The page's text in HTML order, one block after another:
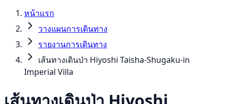
หน้าแรก
วางแผนการเดินทาง
รายงานการเดินทาง
เส้นทางเดินป่า Hiyoshi Taisha-Shugaku-in
Imperial Villa